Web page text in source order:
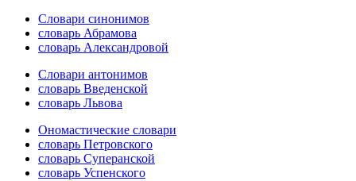
Словари синонимов
словарь Абрамова
словарь Александровой
Словари антонимов
словарь Введенской
словарь Львова
Ономастические словари
словарь Петровского
словарь Суперанской
словарь Успенского